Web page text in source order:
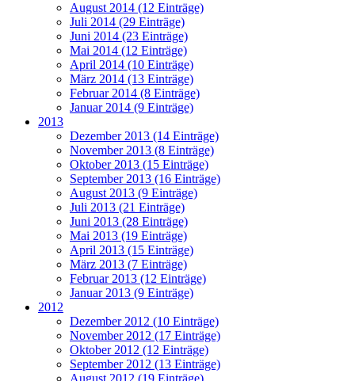
August 2014 (12 Einträge)
Juli 2014 (29 Einträge)
Juni 2014 (23 Einträge)
Mai 2014 (12 Einträge)
April 2014 (10 Einträge)
März 2014 (13 Einträge)
Februar 2014 (8 Einträge)
Januar 2014 (9 Einträge)
2013
Dezember 2013 (14 Einträge)
November 2013 (8 Einträge)
Oktober 2013 (15 Einträge)
September 2013 (16 Einträge)
August 2013 (9 Einträge)
Juli 2013 (21 Einträge)
Juni 2013 (28 Einträge)
Mai 2013 (19 Einträge)
April 2013 (15 Einträge)
März 2013 (7 Einträge)
Februar 2013 (12 Einträge)
Januar 2013 (9 Einträge)
2012
Dezember 2012 (10 Einträge)
November 2012 (17 Einträge)
Oktober 2012 (12 Einträge)
September 2012 (13 Einträge)
August 2012 (19 Einträge)